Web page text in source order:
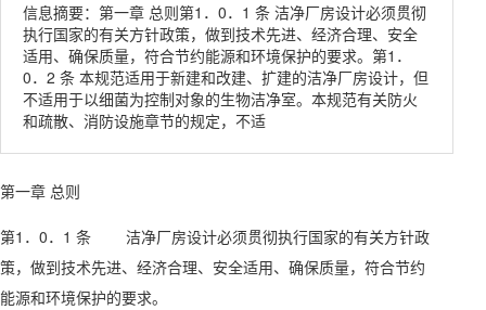
信息摘要：第一章 总则第1．0．1 条 洁净厂房设计必须贯彻
执行国家的有关方针政策，做到技术先进、经济合理、安全
适用、确保质量，符合节约能源和环境保护的要求。第1．
0．2 条 本规范适用于新建和改建、扩建的洁净厂房设计，但
不适用于以细菌为控制对象的生物洁净室。本规范有关防火
和疏散、消防设施章节的规定，不适
第一章 总则
第1．0．1 条 洁净厂房设计必须贯彻执行国家的有关方针政
策，做到技术先进、经济合理、安全适用、确保质量，符合节约
能源和环境保护的要求。